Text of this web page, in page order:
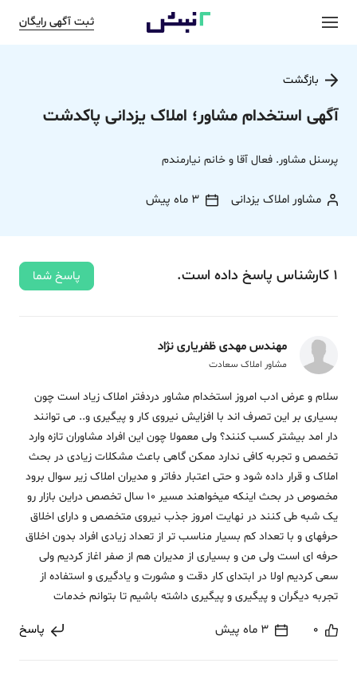
ثبت آگهی رایگان
بازگشت
آگهی استخدام مشاور؛ املاک یزدانی پاکدشت
پرسنل مشاور. فعال آقا و خانم نیارمندم
مشاور املاک یزدانی 3 ماه پیش
1 کارشناس پاسخ داده‌ است. پاسخ شما
مهندس مهدی ظفریاری نژاد
مشاور املاک سعادت
سلام و عرض ادب امروز استخدام مشاور دردفتر املاک زیاد است چون
بسیاری بر این تصرف اند با افزایش نیروی کار و پیگیری و.. می توانند
دار امد بیشتر کسب کنند؟ ولی معمولا چون این افراد مشاوران تازه وارد
تخصص و تجربه کافی ندارد ممکن گاهی باعث مشکلات زیادی در بحث
املاک و قرار داده شود و حتی اعتبار دفاتر و مدیران املاک زیر سوال برود
مخصوص در بحث اینکه میخواهند مسیر 10 سال تخصص دراین بازار رو
یک شبه طی کنند در نهایت امروز جذب نیروی متخصص و دارای اخلاق
حرفهای و با تعداد کم بسیار مناسب تر از تعداد زیادی افراد بدون اخلاق
حرفه ای است ولی من و بسیاری از مدیران هم از صفر اغاز کردیم ولی
سعی کردیم اولا در ابتدای کار دقت و مشورت و یادگیری و استفاده از
تجربه دیگران و پیگیری و پیگیری داشته باشیم تا بتوانم خدمات
0 3 ماه پیش پاسخ